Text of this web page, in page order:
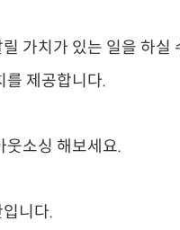
가치가 있는 일을 하실
를 제공합니다.
웃소싱 해보세요.
니다.